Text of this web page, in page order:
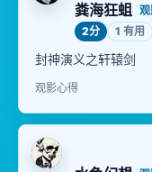
粪海狂蛆
2分
1 有用
封神演义之轩辕剑
观影心得